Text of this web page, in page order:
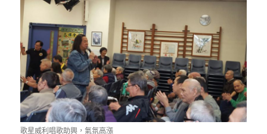
歌星威利唱歌助興，氣氛高漲